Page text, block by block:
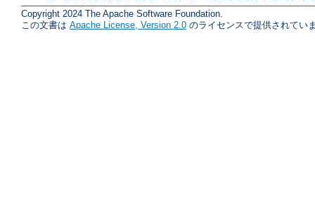
Copyright 2024 The Apache Software Foundation.
この文書は Apache License, Version 2.0 のライセンスで提供されてい